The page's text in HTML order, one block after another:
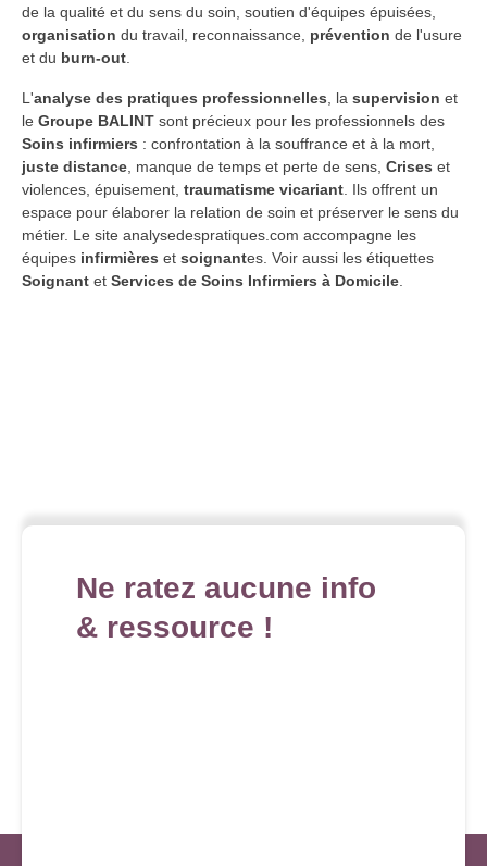
de la qualité et du sens du soin, soutien d'équipes épuisées,
organisation du travail, reconnaissance, prévention de l'usure
et du burn-out
L'analyse des pratiques professionnelles, la supervision et
le Groupe BALINT sont précieux pour les professionnels des
Soins infirmiers : confrontation à la souffrance et à la mort,
juste distance, manque de temps et perte de sens, Crises et
violences, épuisement, traumatisme vicariant. Ils offrent un
espace pour élaborer la relation de soin et préserver le sens du
métier. Le site analysedespratiques.com accompagne les
équipes infirmières et soignantes. Voir aussi les étiquettes
Soignant et Services de Soins Infirmiers à Domicile.
Ne ratez aucune info
& ressource !